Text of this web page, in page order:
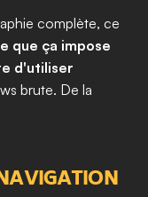
complète, ce
que ça impose
d'utiliser
brute. De la